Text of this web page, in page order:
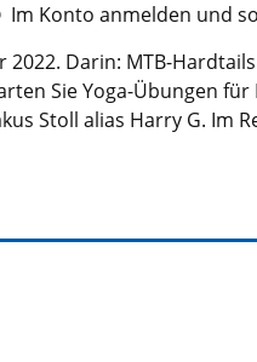
Im Konto anmelden und
Darin: MTB-
Sie Yoga-Übungen
Stoll alias Harry G. Im